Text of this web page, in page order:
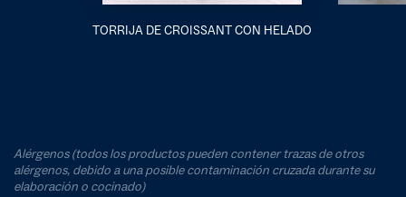
TORRIJA DE CROISSANT CON HELADO
Alérgenos (todos los productos pueden contener trazas de otros
alérgenos, debido a una posible contaminación cruzada durante su
elaboración o cocinado)